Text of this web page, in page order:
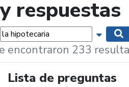
y respuestas
encontraron 233
Lista de preguntas